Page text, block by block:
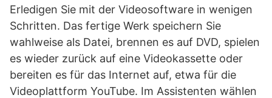
Erledigen Sie mit der Videosoftware in wenigen
Schritten. Das fertige Werk speichern Sie
wahlweise als Datei, brennen es auf DVD, spielen
es wieder zurück auf eine Videokassette oder
bereiten es für das Internet auf, etwa für die
Videoplattform YouTube. Im Assistenten wählen